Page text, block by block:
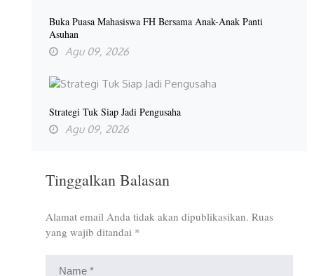
Buka Puasa Mahasiswa FH Bersama Anak-Anak Panti
Asuhan
Agu 09, 2026
Strategi Tuk Siap Jadi Pengusaha
Agu 09, 2026
Tinggalkan Balasan
Alamat email Anda tidak akan dipublikasikan. Ruas
yang wajib ditandai *